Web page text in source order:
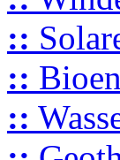
::
::
::